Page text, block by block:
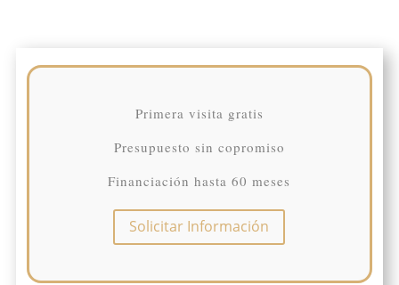
Primera visita gratis
Presupuesto sin copromiso
Financiación hasta 60 meses
Solicitar Información